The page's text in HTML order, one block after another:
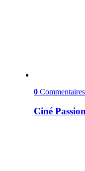
0 Commentaires
Ciné